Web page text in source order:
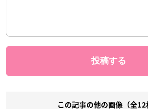
この記事の他の画像（全12